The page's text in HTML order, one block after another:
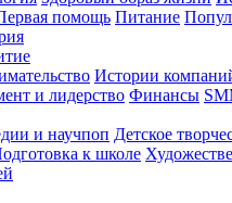
помощь Питание
Истории
и лидерство Финансы
и научпоп Детское
к школе